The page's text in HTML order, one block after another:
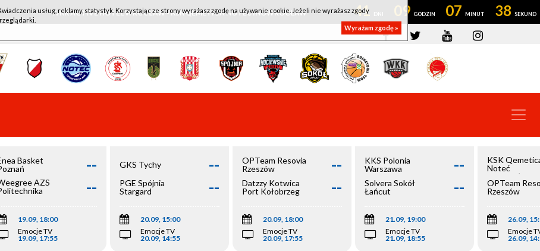
WKK ACTIVE HOTEL WROCŁAW - KSK QEMETICA NOTEĆ INOWROCŁAW 41 09 07 37
Basket
--
AZS
--
19.09, 18:00
Emocje TV
19.09, 17:55
GKS Tychy --
PGE Spójnia
Stargard
--
20.09, 15:00
Emocje TV
20.09, 14:55
OPTeam Resovia
Rzeszów
--
Datzzy Kotwica
Port Kołobrzeg
--
20.09, 18:00
Emocje TV
20.09, 17:55
KKS Polonia
Warszawa
--
Solvera Sokół
Łańcut
--
21.09, 19:00
Emocje TV
21.09, 18:55
KSK
Noteć
Inowrocław
OPTeam
Rzeszów
26.09,
Emocje
26.09,
usług, reklamy, statystyk. Korzystając ze strony wyrażasz zgodę na używanie cookie. Jeżeli nie wyrażasz zgody
Wyrażam zgodę »